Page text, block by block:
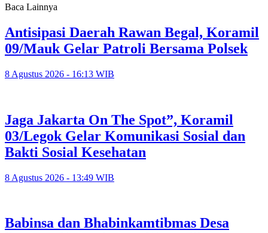
Baca Lainnya
Antisipasi Daerah Rawan Begal, Koramil
09/Mauk Gelar Patroli Bersama Polsek
8 Agustus 2026 - 16:13 WIB
Jaga Jakarta On The Spot”, Koramil
03/Legok Gelar Komunikasi Sosial dan
Bakti Sosial Kesehatan
8 Agustus 2026 - 13:49 WIB
Babinsa dan Bhabinkamtibmas Desa